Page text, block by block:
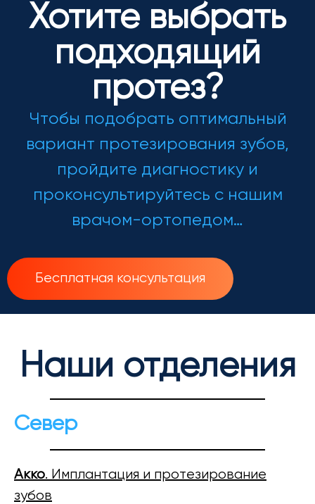
Хотите выбрать
подходящий
протез?
Чтобы подобрать оптимальный
вариант протезирования зубов,
пройдите диагностику и
проконсультируйтесь с нашим
врачом-ортопедом…
Бесплатная консультация
Наши отделения
Север
Акко. Имплантация и протезирование
зубов